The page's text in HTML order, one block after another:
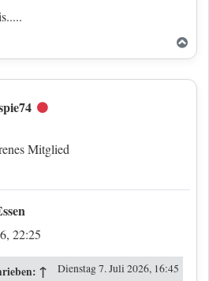
Offline
Mitglied
22:25
↑ Dienstag 7. Juli 2026, 16:45